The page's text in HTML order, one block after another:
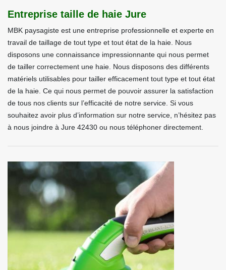
Entreprise taille de haie Jure
MBK paysagiste est une entreprise professionnelle et experte en
travail de taillage de tout type et tout état de la haie. Nous
disposons une connaissance impressionnante qui nous permet
de tailler correctement une haie. Nous disposons des différents
matériels utilisables pour tailler efficacement tout type et tout état
de la haie. Ce qui nous permet de pouvoir assurer la satisfaction
de tous nos clients sur l’efficacité de notre service. Si vous
souhaitez avoir plus d’information sur notre service, n’hésitez pas
à nous joindre à Jure 42430 ou nous téléphoner directement.